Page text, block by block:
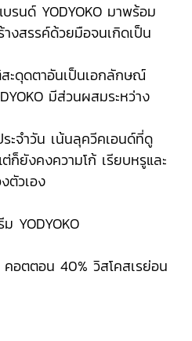
นด์ YODYOKO มาพร้อม
งสรรค์ด้วยมือจนเกิดเป็น
ะดุดตาอันเป็นเอกลักษณ์
มีส่วนผสมระหว่าง
ระจำวัน เน้นลุควีคเอนด์ที่ดู
ยังคงความโก้ เรียบหรูและ
ตัวเอง
YODYOKO
คอตตอน 40% วิสโคสเรย่อน